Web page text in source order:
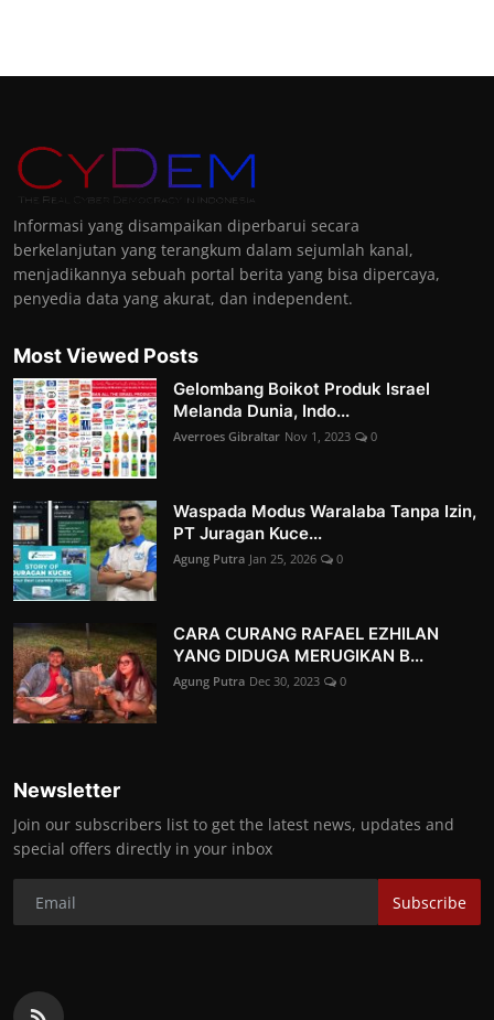
Informasi yang disampaikan diperbarui secara
berkelanjutan yang terangkum dalam sejumlah kanal,
menjadikannya sebuah portal berita yang bisa dipercaya,
penyedia data yang akurat, dan independent.
Most Viewed Posts
Gelombang Boikot Produk Israel
Melanda Dunia, Indo...
Averroes Gibraltar Nov 1, 2023 0
Waspada Modus Waralaba Tanpa Izin,
PT Juragan Kuce...
Agung Putra Jan 25, 2026 0
CARA CURANG RAFAEL EZHILAN
YANG DIDUGA MERUGIKAN B...
Agung Putra Dec 30, 2023 0
Newsletter
Join our subscribers list to get the latest news, updates and
special offers directly in your inbox
Subscribe